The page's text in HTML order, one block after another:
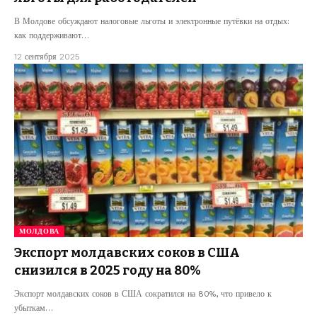
В Молдове обсуждают налоговые льготы и электронные путёвки на отдых:
как поддерживают…
12 сентября 2025
МОЛДОВА
Экспорт молдавских соков в США
снизился в 2025 году на 80%
Экспорт молдавских соков в США сократился на 80%, что привело к
убыткам…